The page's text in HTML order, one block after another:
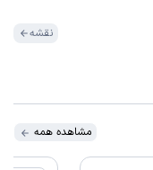
نقشه
07:00:00 تا 22:30:00
09:00:00 تا 22:30:00
مشاهده همه